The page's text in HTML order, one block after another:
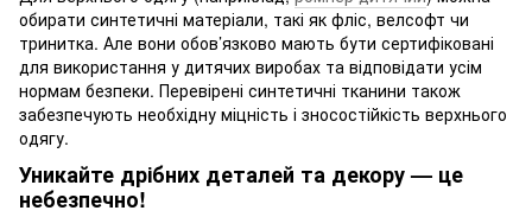
обирати синтетичні матеріали, такі як фліс, велсофт чи
тринитка. Але вони обов’язково мають бути сертифіковані
для використання у дитячих виробах та відповідати усім
нормам безпеки. Перевірені синтетичні тканини також
забезпечують необхідну міцність і зносостійкість верхнього
одягу.
Уникайте дрібних деталей та декору — це
небезпечно!